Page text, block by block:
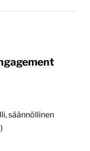
säännöllinen